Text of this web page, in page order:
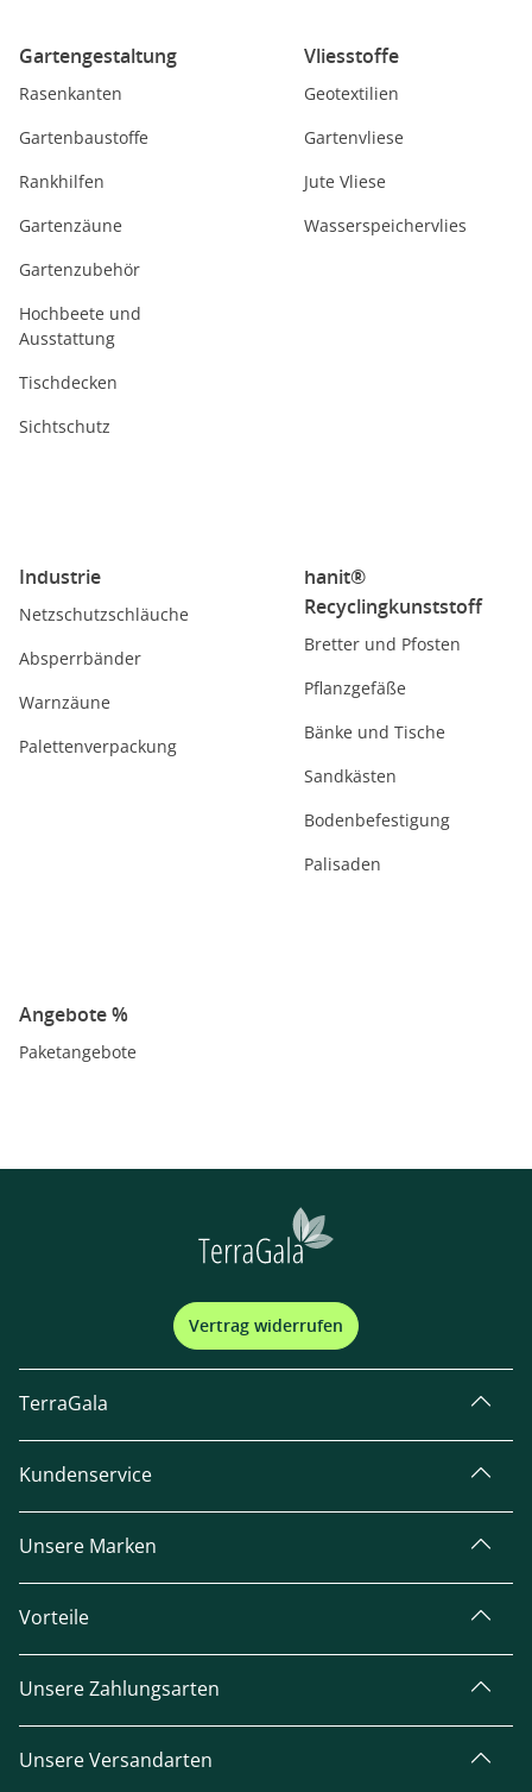
Gartengestaltung
Rasenkanten
Gartenbaustoffe
Rankhilfen
Gartenzäune
Gartenzubehör
Hochbeete und
Ausstattung
Tischdecken
Sichtschutz
Vliesstoffe
Geotextilien
Gartenvliese
Jute Vliese
Wasserspeichervlies
Industrie
Netzschutzschläuche
Absperrbänder
Warnzäune
Palettenverpackung
hanit®
Recyclingkunststoff
Bretter und Pfosten
Pflanzgefäße
Bänke und Tische
Sandkästen
Bodenbefestigung
Palisaden
Angebote %
Paketangebote
Vertrag widerrufen
TerraGala
Kundenservice
Unsere Marken
Vorteile
Unsere Zahlungsarten
Unsere Versandarten